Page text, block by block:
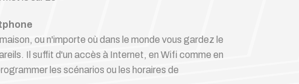
ou n'importe où dans le monde vous gardez le
Il suffit d'un accès à Internet, en Wifi comme en
les scénarios ou les horaires de